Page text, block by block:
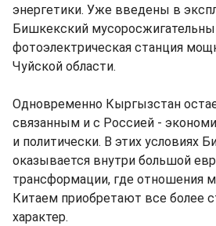
энергетики. Уже введены в
Бишкекский
фотоэлектрическая станция
Чуйской области.
Одновременно Кыргызстан
связанным и с Россией -
и политически. В этих условиях
оказывается внутри большой
трансформации, где отношения
Китаем приобретают все более
характер.